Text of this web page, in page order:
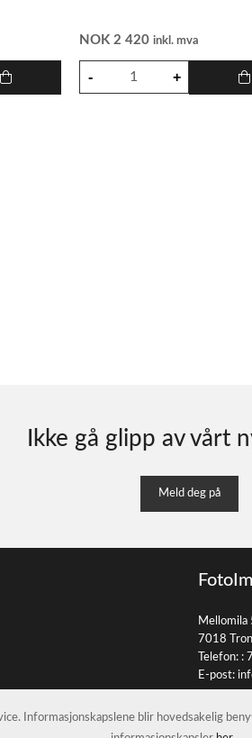
NOK 2 420 inkl. mva
Ikke gå glipp av vårt
Meld deg på
Mellomila
7018
Telefon: :
E-post:
Informasjonskapslene blir hovedsakelig